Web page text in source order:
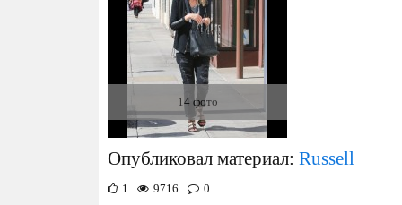
14 фото
Опубликовал материал: Russell
1 9716 0